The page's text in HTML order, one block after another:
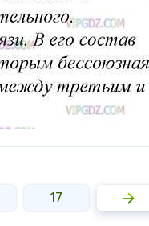
17 18